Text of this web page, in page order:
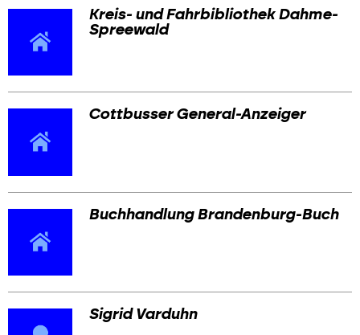
Kreis- und Fahrbibliothek Dahme-
Spreewald
Cottbusser General-Anzeiger
Buchhandlung Brandenburg-Buch
Sigrid Varduhn